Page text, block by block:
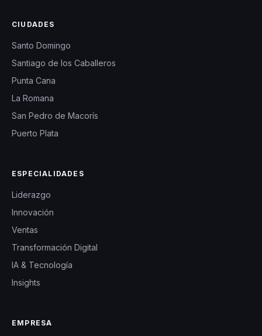
CIUDADES
Santo Domingo
Santiago de los Caballeros
Punta Cana
La Romana
San Pedro de Macorís
Puerto Plata
ESPECIALIDADES
Liderazgo
Innovación
Ventas
Transformación Digital
IA & Tecnología
Insights
EMPRESA